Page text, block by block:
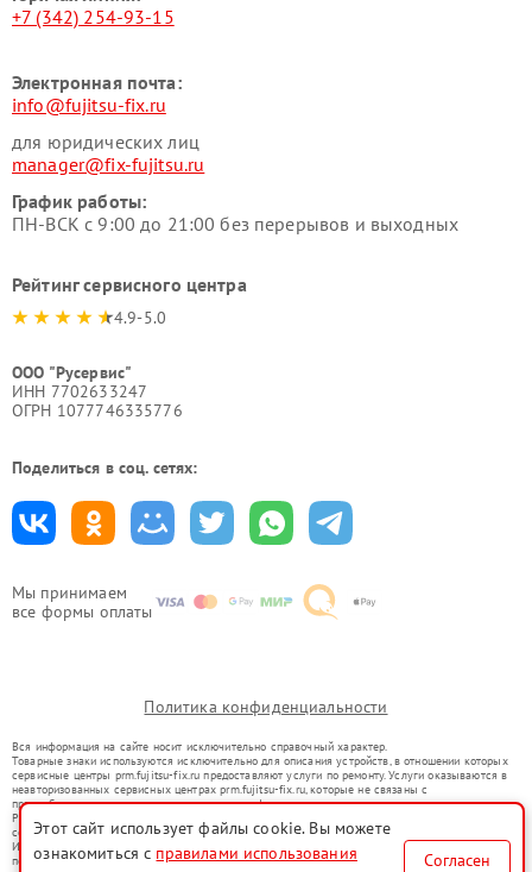
Мы принимаем
все формы оплаты
+7 (342) 254-93-15
Электронная почта:
info@fujitsu-fix.ru
для юридических лиц
manager@fix-fujitsu.ru
График работы:
ПН-ВСК с 9:00 до 21:00 без перерывов и выходных
Рейтинг сервисного центра
4.9-5.0
ООО "Русервис"
ИНН 7702633247
ОГРН 1077746335776
Поделиться в соц. сетях:
Политика конфиденциальности
Вся информация на сайте носит исключительно справочный характер.
Товарные знаки используются исключительно для описания устройств, в отношении которых
сервисные центры prm.fujitsu-fix.ru предоставляют услуги по ремонту. Услуги оказываются в
неавторизованных сервисных центрах prm.fujitsu-fix.ru, которые не связаны с
правообладателями товарных знаков или их официальными представителями.
Ремонт осуществляется для устройств, уже введенных в гражданский оборот в соответствии
со статьей 1487 ГК РФ.
Использование товарных знаков не преследует цели индивидуализации услуг или введения
потребителей в заблуждение, а служит для информирования о предоставляемых услугах по
Этот сайт использует файлы cookie. Вы можете
ознакомиться с правилами использования
Согласен